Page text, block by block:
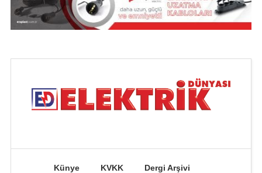
Künye KVKK Dergi Arşivi